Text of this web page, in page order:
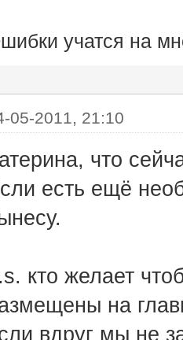
учатся на
05-2011, 21:10
что
есть ещё
кто желает
на
вдруг мы не